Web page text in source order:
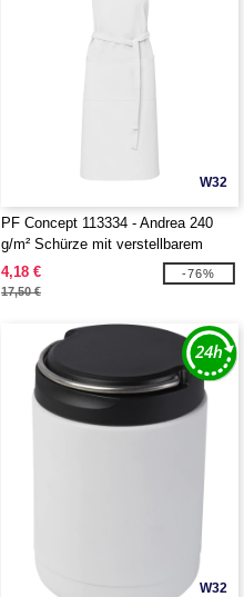
W32
PF Concept 113334 - Andrea 240
g/m² Schürze mit verstellbarem
Nackenband
4,18 €
17,50 €
-76%
W32